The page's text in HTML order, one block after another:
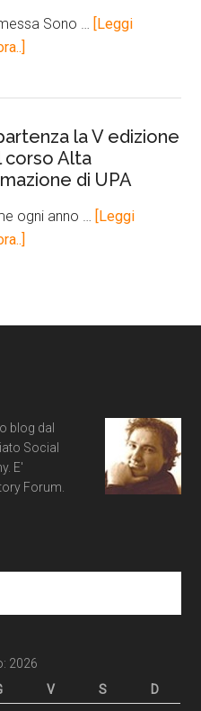
Sono …
[Leggi
la V edizione
corso Alta
di UPA
ogni anno …
[Leggi
blog dal
Social
E'
Forum.
2026
V S D